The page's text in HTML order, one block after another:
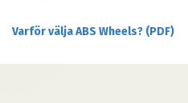
Varför välja ABS Wheels? (PDF)